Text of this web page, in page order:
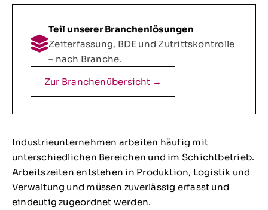
Teil unserer Branchenlösungen
Zeiterfassung, BDE und Zutrittskontrolle
– nach Branche.
Zur Branchenübersicht →
Industrieunternehmen arbeiten häufig mit
unterschiedlichen Bereichen und im Schichtbetrieb.
Arbeitszeiten entstehen in Produktion, Logistik und
Verwaltung und müssen zuverlässig erfasst und
eindeutig zugeordnet werden.